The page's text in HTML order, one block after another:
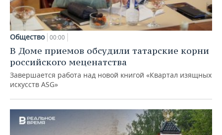
Общество 00:00
В Доме приемов обсудили татарские корни
российского меценатства
Завершается работа над новой книгой «Квартал изящных
искусств ASG»